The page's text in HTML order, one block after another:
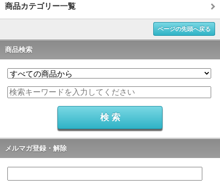
商品カテゴリー一覧
ページの先頭へ戻る
商品検索
メルマガ登録・解除